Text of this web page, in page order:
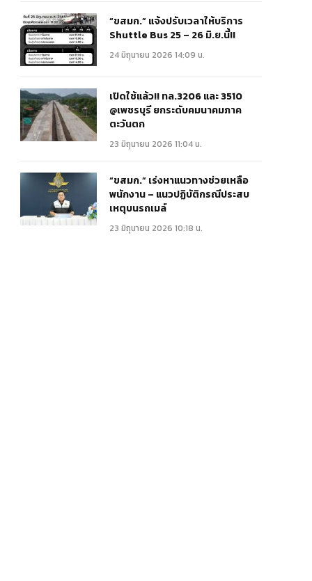
“ขสมก.” แจ้งปรับเวลาให้บริการ
Shuttle Bus 25 – 26 มิ.ย.นี้!!
24 มิถุนายน 2026 14:09 น.
เปิดใช้แล้ว!! ทล.3206 และ 3510
@เพชรบุรี ยกระดับคมนาคมภาค
ตะวันตก
23 มิถุนายน 2026 11:04 น.
“ขสมก.” เร่งหาแนวทางช่วยเหลือ
พนักงาน – แนวปฏิบัติกรณีประสบ
เหตุบนรถเมล์
23 มิถุนายน 2026 10:18 น.